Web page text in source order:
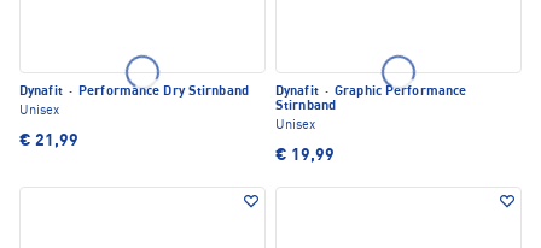
Dynafit · Performance Dry Stirnband
Unisex
€ 21,99
Dynafit · Graphic Performance
Stirnband
Unisex
€ 19,99